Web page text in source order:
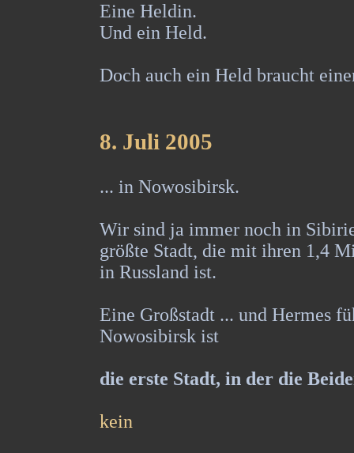
Eine Heldin.
Und ein Held.
Doch auch ein Held braucht
8. Juli 2005
... in Nowosibirsk.
Wir sind ja immer noch in
größte Stadt, die mit ihren 1,4
in Russland ist.
Eine Großstadt ... und Hermes
Nowosibirsk ist
die erste Stadt, in der die
kein